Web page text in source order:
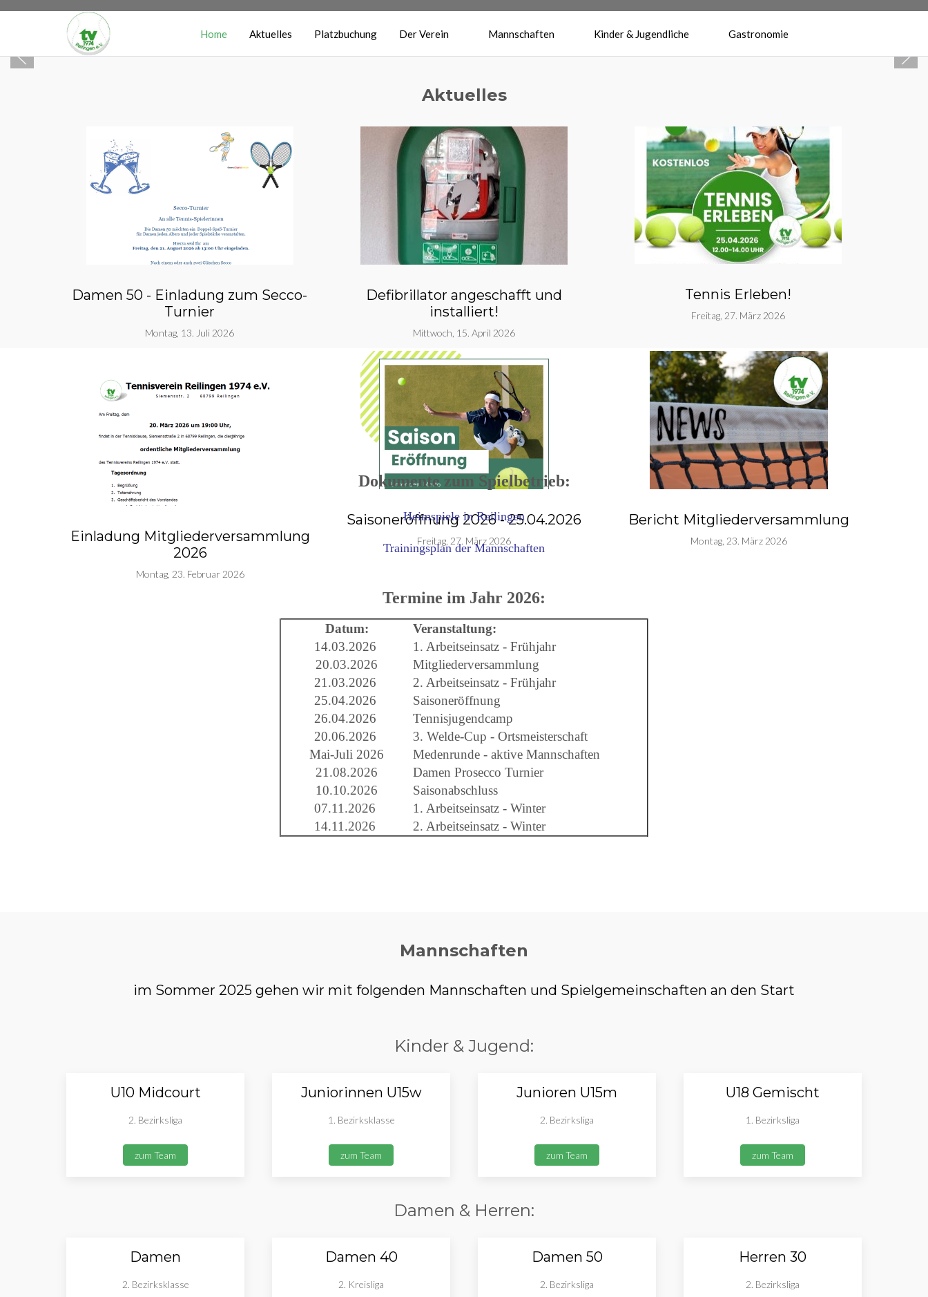
Home Aktuelles Platzbuchung Der Verein Mannschaften Kinder & Jugendliche Gastronomie
Tennisverein Reilingen 1974 e.V.
Aktuelles
Damen 50 - Einladung zum Secco-
Turnier
Montag, 13. Juli 2026
Defibrillator angeschafft und
installiert!
Mittwoch, 15. April 2026
Tennis Erleben!
Freitag, 27. März 2026
Saisoneröffnung 2026 - 25.04.2026
Freitag, 27. März 2026
Bericht Mitgliederversammlung
Montag, 23. März 2026
Einladung Mitgliederversammlung
2026
Montag, 23. Februar 2026
Dokumente zum Spielbetrieb:
Heimspiele in Reilingen
Trainingsplan der Mannschaften
Termine im Jahr 2026:
Datum:
Veranstaltung:
14.03.2026
1. Arbeitseinsatz - Frühjahr
20.03.2026
Mitgliederversammlung
21.03.2026
2. Arbeitseinsatz - Frühjahr
25.04.2026
Saisoneröffnung
26.04.2026
Tennisjugendcamp
20.06.2026
3. Welde-Cup - Ortsmeisterschaft
Mai-Juli 2026
Medenrunde - aktive Mannschaften
21.08.2026
Damen Prosecco Turnier
10.10.2026
Saisonabschluss
07.11.2026
1. Arbeitseinsatz - Winter
14.11.2026
2. Arbeitseinsatz - Winter
Mannschaften
im Sommer 2025 gehen wir mit folgenden Mannschaften und Spielgemeinschaften an den Start
Kinder & Jugend:
U10 Midcourt
2. Bezirksliga
zum Team
Juniorinnen U15w
1. Bezirksklasse
zum Team
Junioren U15m
2. Bezirksliga
zum Team
U18 Gemischt
1. Bezirksliga
zum Team
Damen & Herren:
Damen
2. Bezirksklasse
Damen 40
2. Kreisliga
Damen 50
2. Bezirksliga
Herren 30
2. Bezirksliga